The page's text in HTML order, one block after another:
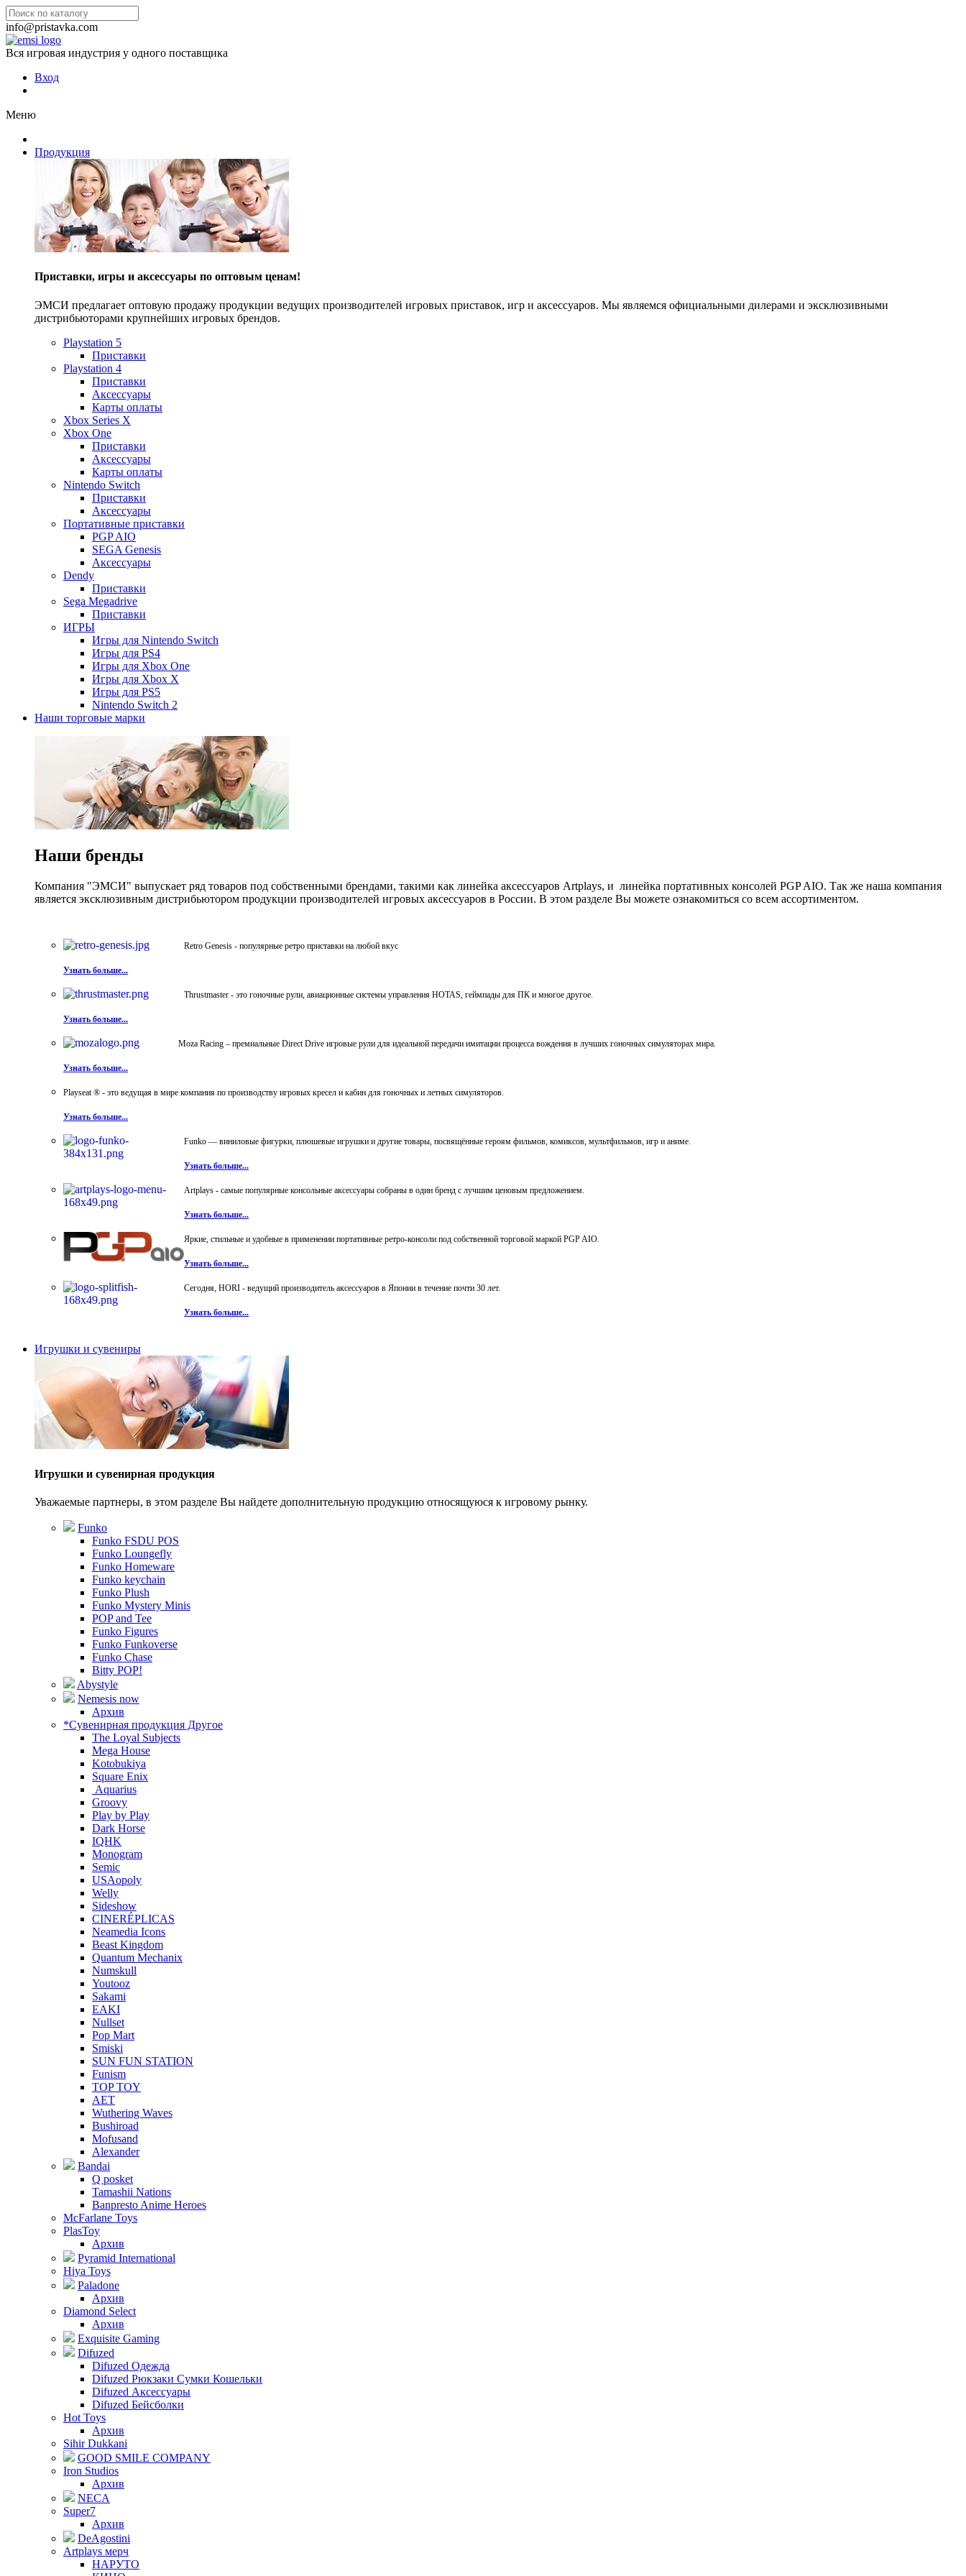
info@pristavka.com
Вся игровая индустрия у одного поставщика
Вход
Меню
Продукция
Приставки, игры и аксессуары по оптовым ценам!
ЭМСИ предлагает оптовую продажу продукции ведущих производителей игровых приставок, игр и аксессуаров. Мы являемся официальными дилерами и эксклюзивными
дистрибьюторами крупнейших игровых брендов.
Playstation 5
Приставки
Playstation 4
Приставки
Аксессуары
Карты оплаты
Xbox Series X
Xbox One
Приставки
Аксессуары
Карты оплаты
Nintendo Switch
Приставки
Аксессуары
Портативные приставки
PGP AIO
SEGA Genesis
Аксессуары
Dendy
Приставки
Sega Megadrive
Приставки
ИГРЫ
Игры для Nintendo Switch
Игры для PS4
Игры для Xbox One
Игры для Xbox X
Игры для PS5
Nintendo Switch 2
Наши торговые марки
Наши бренды
Компания "ЭМСИ" выпускает ряд товаров под собственными брендами, такими как линейка аксессуаров Artplays, и линейка портативных консолей PGP AIO. Так же наша компания
является эксклюзивным дистрибьютором продукции производителей игровых аксессуаров в России. В этом разделе Вы можете ознакомиться со всем ассортиментом.
Retro Genesis - популярные ретро приставки на любой вкус
Узнать больше...
Thrustmaster - это гоночные рули, авиационные системы управления HOTAS, геймпады для ПК и многое другое.
Узнать больше...
Moza Racing – премиальные Direct Drive игровые рули для идеальной передачи имитации процесса вождения в лучших гоночных симуляторах мира.
Узнать больше...
Playseat ® - это ведущая в мире компания по производству игровых кресел и кабин для гоночных и летных симуляторов.
Узнать больше...
Funko — виниловые фигурки, плюшевые игрушки и другие товары, посвящённые героям фильмов, комиксов, мультфильмов, игр и аниме.
Узнать больше...
Artplays - самые популярные консольные аксессуары собраны в один бренд с лучшим ценовым предложением.
Узнать больше...
Яркие, стильные и удобные в применении портативные ретро-консоли под собственной торговой маркой PGP AIO.
Узнать больше...
Сегодня, HORI - ведущий производитель аксессуаров в Японии в течение почти 30 лет.
Узнать больше...
Игрушки и сувениры
Игрушки и сувенирная продукция
Уважаемые партнеры, в этом разделе Вы найдете дополнительную продукцию относящуюся к игровому рынку.
Funko
Funko FSDU POS
Funko Loungefly
Funko Homeware
Funko keychain
Funko Plush
Funko Mystery Minis
POP and Tee
Funko Figures
Funko Funkoverse
Funko Chase
Bitty POP!
Abystyle
Nemesis now
Архив
*Сувенирная продукция Другое
The Loyal Subjects
Mega House
Kotobukiya
Square Enix
Aquarius
Groovy
Play by Play
Dark Horse
IQHK
Monogram
Semic
USAopoly
Welly
Sideshow
CINERÉPLICAS
Neamedia Icons
Beast Kingdom
Quantum Mechanix
Numskull
Youtooz
Sakami
EAKI
Nullset
Pop Mart
Smiski
SUN FUN STATION
Funism
TOP TOY
AET
Wuthering Waves
Bushiroad
Mofusand
Alexander
Bandai
Q posket
Tamashii Nations
Banpresto Anime Heroes
McFarlane Toys
PlasToy
Архив
Pyramid International
Hiya Toys
Paladone
Архив
Diamond Select
Архив
Exquisite Gaming
Difuzed
Difuzed Одежда
Difuzed Рюкзаки Сумки Кошельки
Difuzed Аксессуары
Difuzed Бейсболки
Hot Toys
Архив
Sihir Dukkani
GOOD SMILE COMPANY
Iron Studios
Архив
NECA
Super7
Архив
DeAgostini
Artplays мерч
НАРУТО